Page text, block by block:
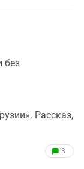
без
Рассказ,
3